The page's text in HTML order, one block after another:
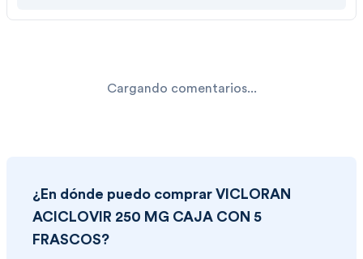
Cargando comentarios...
¿En dónde puedo comprar VICLORAN
ACICLOVIR 250 MG CAJA CON 5
FRASCOS?